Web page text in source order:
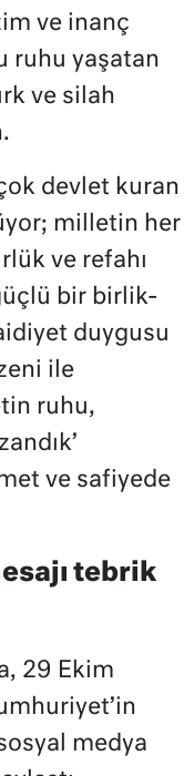
ve inanç
ruhu yaşatan
ve silah
devlet kuran
milletin her
ve refahı
bir birlik-
duygusu
ile
ruhu,
ve safiyede
tebrik
29 Ekim
medya